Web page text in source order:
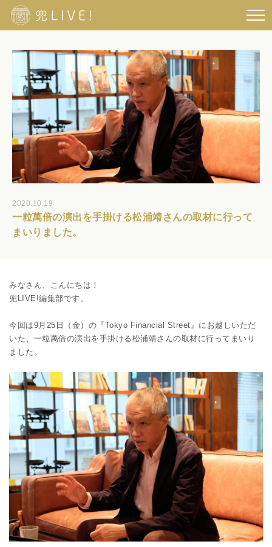
2020.10.19
一粒萬倍の演出を手掛ける松浦靖さんの取材に行って
まいりました。
みなさん、こんにちは！
兜LIVE!編集部です。
今回は9月25日（金）の『Tokyo Financial Street』にお越しいただ
いた、一粒萬倍の演出を手掛ける松浦靖さんの取材に行ってまいり
ました。